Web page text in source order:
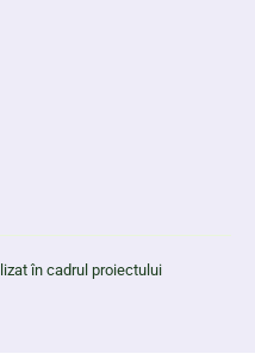
în cadrul proiectului